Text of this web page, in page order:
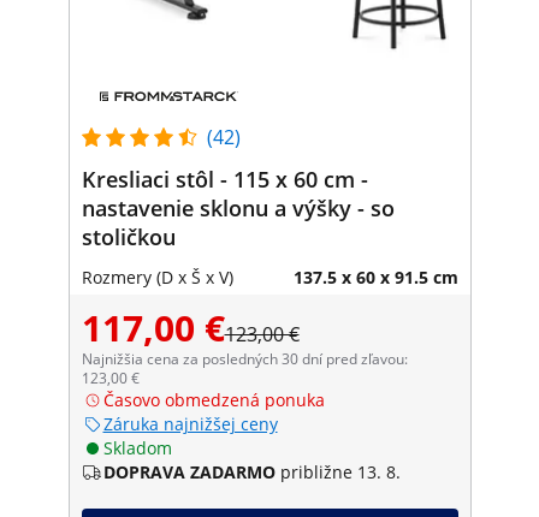
(42)
Kresliaci stôl - 115 x 60 cm -
nastavenie sklonu a výšky - so
stoličkou
Rozmery (D x Š x V) 137.5 x 60 x 91.5 cm
117,00 €123,00 €
Najnižšia cena za posledných 30 dní pred zľavou:
123,00 €
Časovo obmedzená ponuka
Záruka najnižšej ceny
Skladom
DOPRAVA ZADARMO približne 13. 8.